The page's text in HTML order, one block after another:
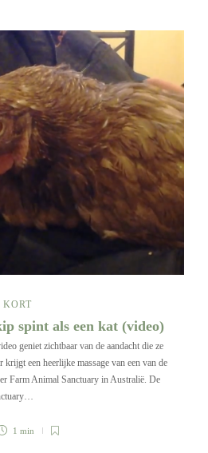
KORT
spint als een kat (video)
geniet zichtbaar van de aandacht die ze
een heerlijke massage van een van de
Farm Animal Sanctuary in Australië. De
1 min